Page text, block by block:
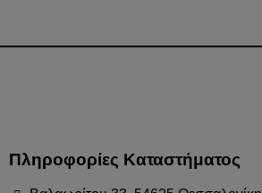
Πληροφορίες Καταστήματος